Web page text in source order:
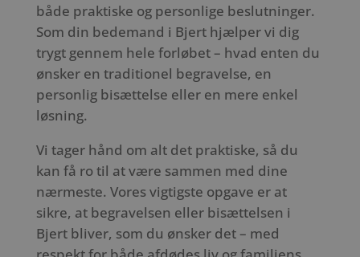
både praktiske og personlige beslutninger.
Som din bedemand i Bjert hjælper vi dig
trygt gennem hele forløbet – hvad enten du
ønsker en traditionel begravelse, en
personlig bisættelse eller en mere enkel
løsning.
Vi tager hånd om alt det praktiske, så du
kan få ro til at være sammen med dine
nærmeste. Vores vigtigste opgave er at
sikre, at begravelsen eller bisættelsen i
Bjert bliver, som du ønsker det – med